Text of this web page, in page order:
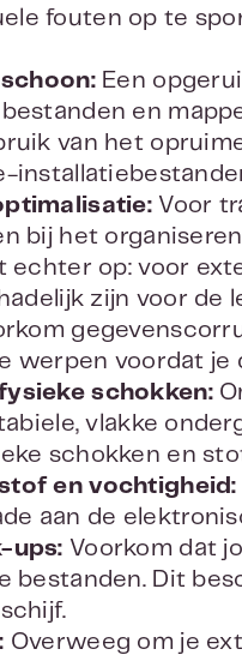
fouten op te
Een
en
van het
Voor
bij het
echter op: voor
zijn voor de
werpen voordat je
schokken:
vlakke
schokken en
en vochtigheid:
aan de
ups: Voorkom dat
bestanden. Dit
Overweeg om je